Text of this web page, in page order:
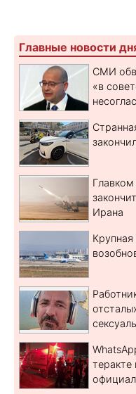
Главные новости
СМИ
«в
Ирана
теракте